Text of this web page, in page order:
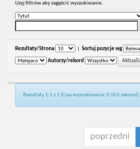
Uzyj filtrów aby zagęścić wyszukiwanie.
Rezultaty/Strona Sortuj pozycje wg
Autorzy/rekord
Rezultaty 1-1 z 1 (Czas wyszukiwania: 0.001 sekund).
poprzedni